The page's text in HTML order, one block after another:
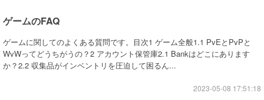
ゲームのFAQ
ゲームに関してのよくある質問です。目次1 ゲーム全般1.1 PvEとPvPと
WvWってどうちがうの？2 アカウント保管庫2.1 Bankはどこにあります
か？2.2 収集品がインベントリを圧迫して困るん...
2023-05-08 17:51:18